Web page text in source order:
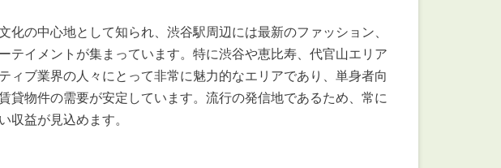
管理のお問い合わせ LINEお問い合わせ
化の中心地として知られ、渋谷駅周辺には最新のファッション、
テイメントが集まっています。特に渋谷や恵比寿、代官山エリア
ィブ業界の人々にとって非常に魅力的なエリアであり、単身者向
貸物件の需要が安定しています。流行の発信地であるため、常に
収益が見込めます。